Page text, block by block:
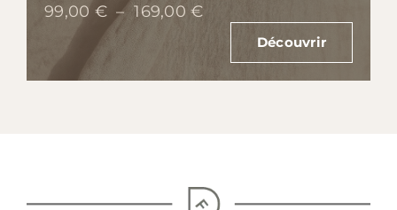
99,00 € – 169,00€Plage
Découvrir